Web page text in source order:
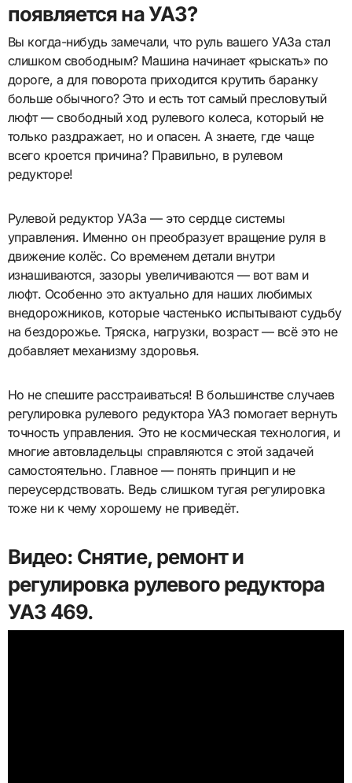
появляется на УАЗ?
Вы когда-нибудь замечали, что руль вашего УАЗа стал
слишком свободным? Машина начинает «рыскать» по
дороге, а для поворота приходится крутить баранку
больше обычного? Это и есть тот самый пресловутый
люфт — свободный ход рулевого колеса, который не
только раздражает, но и опасен. А знаете, где чаще
всего кроется причина? Правильно, в рулевом
редукторе!
Рулевой редуктор УАЗа — это сердце системы
управления. Именно он преобразует вращение руля в
движение колёс. Со временем детали внутри
изнашиваются, зазоры увеличиваются — вот вам и
люфт. Особенно это актуально для наших любимых
внедорожников, которые частенько испытывают судьбу
на бездорожье. Тряска, нагрузки, возраст — всё это не
добавляет механизму здоровья.
Но не спешите расстраиваться! В большинстве случаев
регулировка рулевого редуктора УАЗ помогает вернуть
точность управления. Это не космическая технология, и
многие автовладельцы справляются с этой задачей
самостоятельно. Главное — понять принцип и не
переусердствовать. Ведь слишком тугая регулировка
тоже ни к чему хорошему не приведёт.
Видео: Снятие, ремонт и
регулировка рулевого редуктора
УАЗ 469.